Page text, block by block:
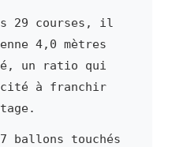
29 courses, il
4,0 mètres
un ratio qui
à franchir
ballons touchés